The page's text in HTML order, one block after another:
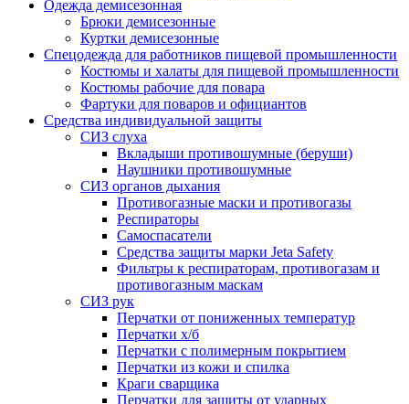
Одежда демисезонная
Брюки демисезонные
Куртки демисезонные
Спецодежда для работников пищевой промышленности
Костюмы и халаты для пищевой промышленности
Костюмы рабочие для повара
Фартуки для поваров и официантов
Средства индивидуальной защиты
СИЗ слуха
Вкладыши противошумные (беруши)
Наушники противошумные
СИЗ органов дыхания
Противогазные маски и противогазы
Респираторы
Самоспасатели
Средства защиты марки Jeta Safety
Фильтры к респираторам, противогазам и
противогазным маскам
СИЗ рук
Перчатки от пониженных температур
Перчатки х/б
Перчатки с полимерным покрытием
Перчатки из кожи и спилка
Краги сварщика
Перчатки для защиты от ударных